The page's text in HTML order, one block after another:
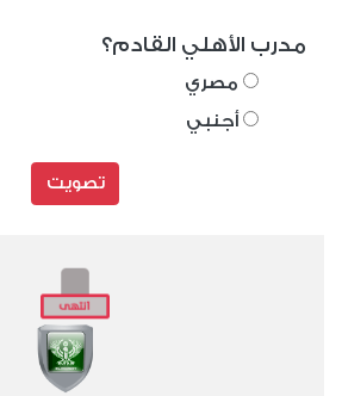
مدرب الأهلي القادم؟
مصري
أجنبي
تصويت